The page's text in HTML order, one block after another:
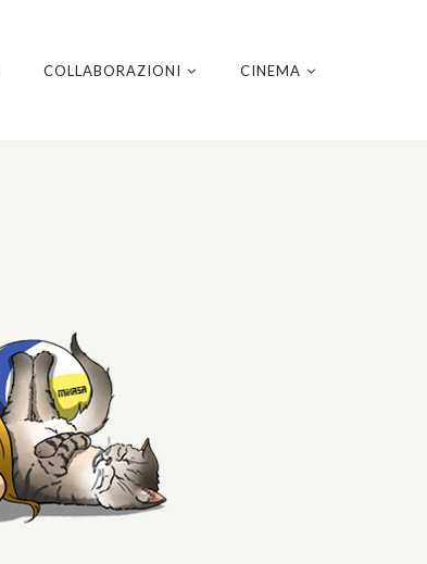
COLLABORAZIONI CINEMA